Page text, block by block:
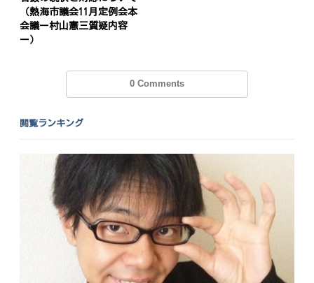
（熱海市議会11月定例会本
会議ー村山憲三質疑内容
ー）
0 Comments
閲覧ランキング